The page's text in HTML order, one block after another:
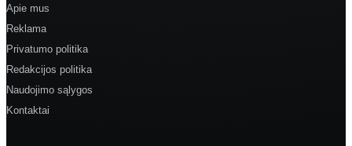
Apie mus
Reklama
Privatumo politika
Redakcijos politika
Naudojimo sąlygos
Kontaktai